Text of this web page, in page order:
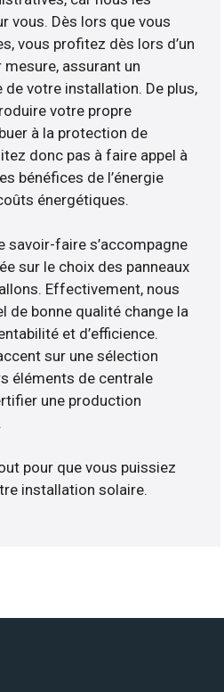
vous. Dès lors que vous
vous profitez dès lors d’un
assurant un
votre installation. De plus,
votre propre
à la protection de
donc pas à faire appel à
bénéfices de l’énergie
énergétiques.
savoir-faire s’accompagne
sur le choix des panneaux
Effectivement, nous
de bonne qualité change la
et d’efficience.
sur une sélection
éléments de centrale
une production
pour que vous puissiez
installation solaire.